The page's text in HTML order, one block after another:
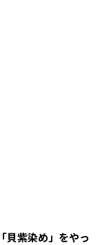
貝紫染め」をやっ